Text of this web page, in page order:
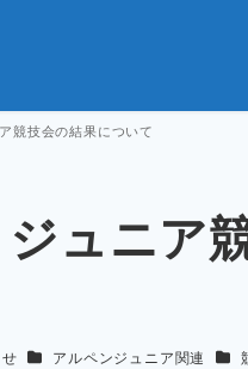
競技会の結果について
ュニア
カテゴリー
アルペンジュニア関連 カ